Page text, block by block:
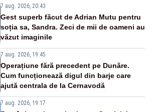
7 aug. 2026, 20:43
Gest superb făcut de Adrian Mutu pentru
soția sa, Sandra. Zeci de mii de oameni au
văzut imaginile
7 aug. 2026, 19:45
Operațiune fără precedent pe Dunăre.
Cum funcționează digul din barje care
ajută centrala de la Cernavodă
7 aug. 2026, 19:17